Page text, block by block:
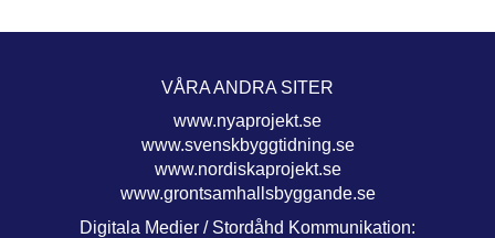
VÅRA ANDRA SITER
www.nyaprojekt.se
www.svenskbyggtidning.se
www.nordiskaprojekt.se
www.grontsamhallsbyggande.se
Digitala Medier / Stordåhd Kommunikation: